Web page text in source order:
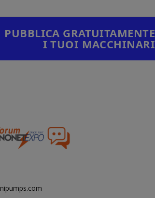
PUBBLICA GRATUITAMENTE
I TUOI MACCHINARI